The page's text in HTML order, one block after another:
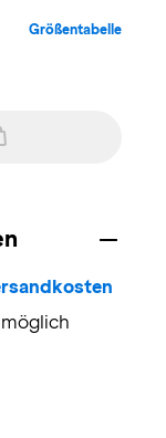
Größentabelle